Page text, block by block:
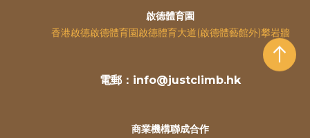
啟德體育園
香港啟德啟德體育園啟德體育大道(啟德體藝館外)攀岩牆
電郵：info@justclimb.hk
商業機構聯成合作